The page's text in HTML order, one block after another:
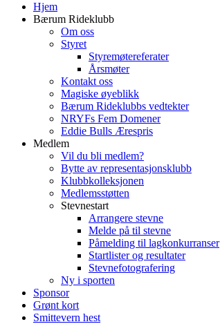
Hjem
Bærum Rideklubb
Om oss
Styret
Styremøtereferater
Årsmøter
Kontakt oss
Magiske øyeblikk
Bærum Rideklubbs vedtekter
NRYFs Fem Domener
Eddie Bulls Ærespris
Medlem
Vil du bli medlem?
Bytte av representasjonsklubb
Klubbkolleksjonen
Medlemsstøtten
Stevnestart
Arrangere stevne
Melde på til stevne
Påmelding til lagkonkurranser
Startlister og resultater
Stevnefotografering
Ny i sporten
Sponsor
Grønt kort
Smittevern hest